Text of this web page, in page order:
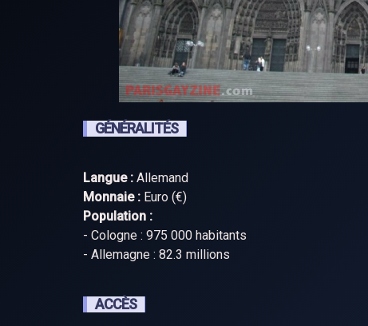
GÉNÉRALITÉS
Langue :Allemand
Monnaie :Euro (€)
Population :
- Cologne : 975 000 habitants
- Allemagne : 82.3 millions
ACCÈS